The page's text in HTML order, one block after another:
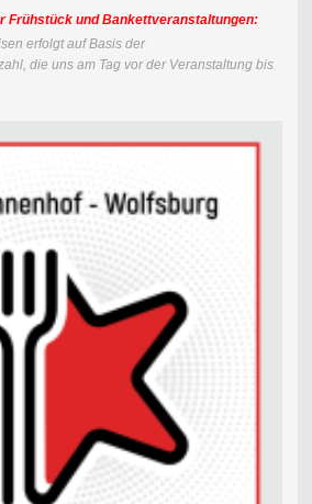
Frühstück und Bankettveranstaltungen:
erfolgt auf Basis der
die uns am Tag vor der Veranstaltung bis